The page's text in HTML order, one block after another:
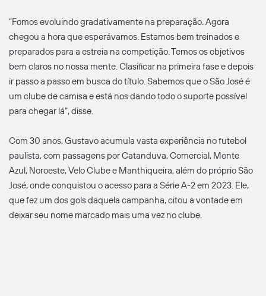
“Fomos evoluindo gradativamente na preparação. Agora
chegou a hora que esperávamos. Estamos bem treinados e
preparados para a estreia na competição. Temos os objetivos
bem claros no nossa mente. Clasificar na primeira fase e depois
ir passo a passo em busca do título. Sabemos que o São José é
um clube de camisa e está nos dando todo o suporte possível
para chegar lá”, disse.
Com 30 anos, Gustavo acumula vasta experiência no futebol
paulista, com passagens por Catanduva, Comercial, Monte
Azul, Noroeste, Velo Clube e Manthiqueira, além do próprio São
José, onde conquistou o acesso para a Série A-2 em 2023. Ele,
que fez um dos gols daquela campanha, citou a vontade em
deixar seu nome marcado mais uma vez no clube.